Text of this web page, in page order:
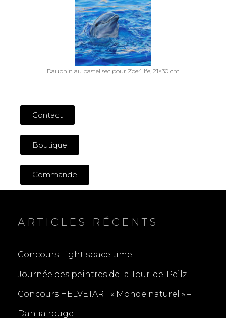
Dauphin au pastel sec pour Zoe4life, 21×30 cm
Contact
Boutique
Commande
ARTICLES RÉCENTS
Concours Light space time
Journée des peintres de la Tour-de-Peilz
Concours HELVETART « Monde naturel » –
Dahlia rouge